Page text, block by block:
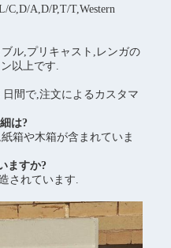
A,D/P,T/T,Western
ル,プリキャスト,レンガの
以上です.
間で,注文によるカスタマ
は?
箱や木箱が含まれていま
ますか?
されています.